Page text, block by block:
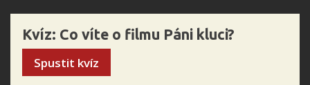
Kvíz: Co víte o filmu Páni kluci?
Spustit kvíz